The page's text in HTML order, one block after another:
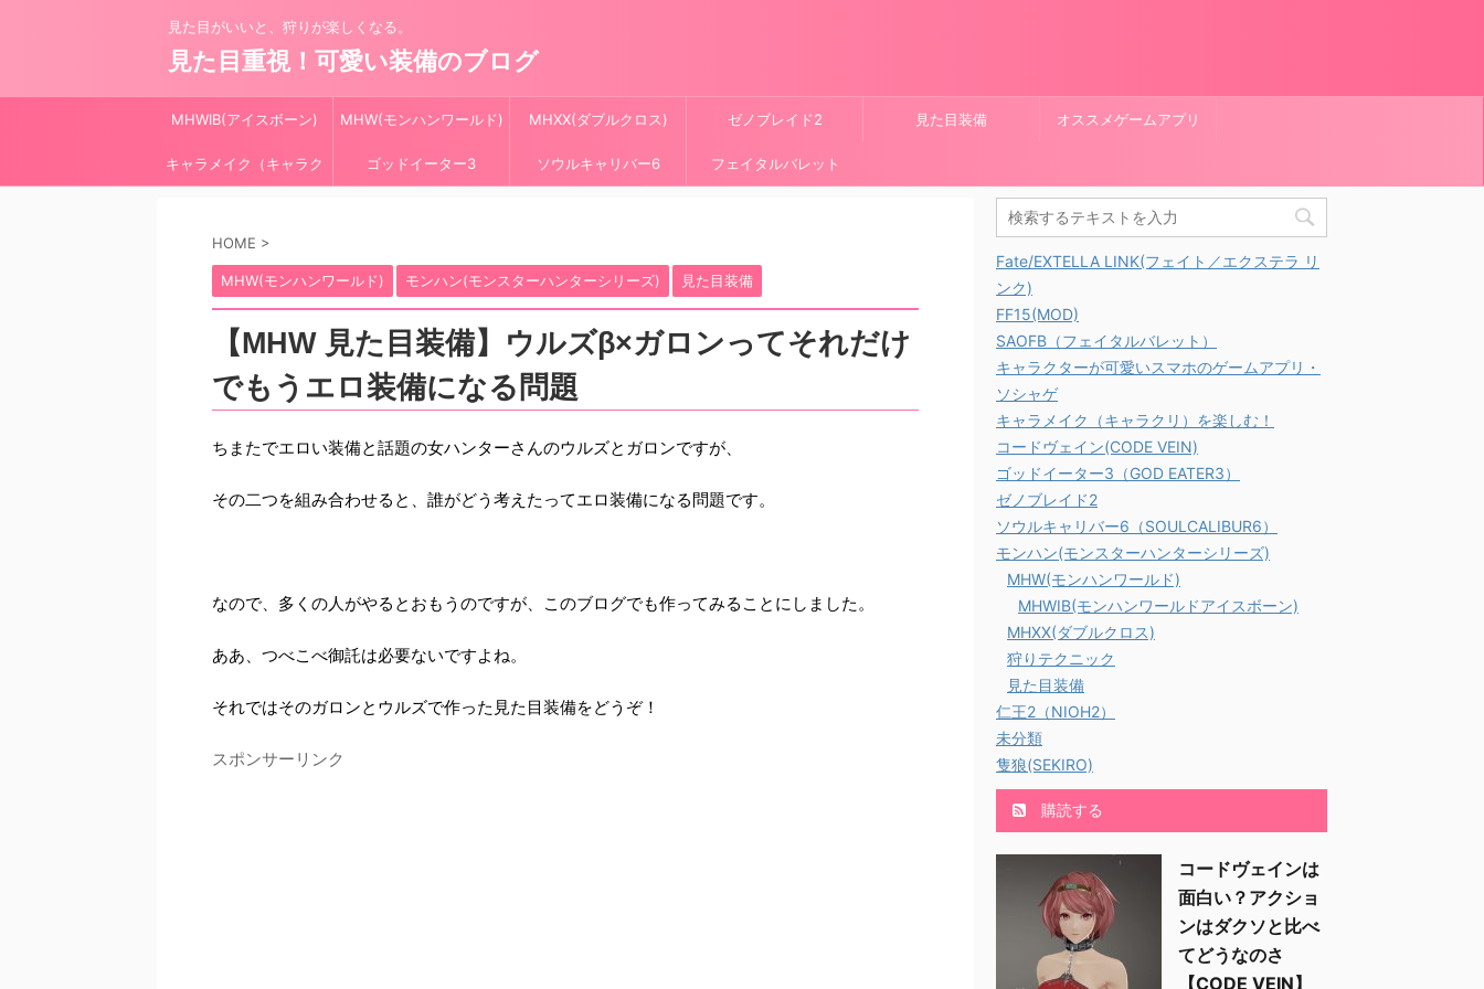
見た目がいいと、狩りが楽しくなる。
見た目重視！可愛い装備のブログ
MHWIB(アイスボーン) MHW(モンハンワールド) MHXX(ダブルクロス) ゼノブレイド2 見た目装備 オススメゲームアプリ
キャラメイク（キャラク ゴッドイーター3 ソウルキャリバー6 フェイタルバレット
HOME >
MHW(モンハンワールド) モンハン(モンスターハンターシリーズ) 見た目装備
【MHW 見た目装備】ウルズβ×ガロンってそれだけ
でもうエロ装備になる問題
ちまたでエロい装備と話題の女ハンターさんのウルズとガロンですが、
その二つを組み合わせると、誰がどう考えたってエロ装備になる問題です。
なので、多くの人がやるとおもうのですが、このブログでも作ってみることにしました。
ああ、つべこべ御託は必要ないですよね。
それではそのガロンとウルズで作った見た目装備をどうぞ！
スポンサーリンク
Fate/EXTELLA LINK(フェイト／エクステラ リ
ンク)
FF15(MOD)
SAOFB（フェイタルバレット）
キャラクターが可愛いスマホのゲームアプリ・
ソシャゲ
キャラメイク（キャラクリ）を楽しむ！
コードヴェイン(CODE VEIN)
ゴッドイーター3（GOD EATER3）
ゼノブレイド2
ソウルキャリバー6（SOULCALIBUR6）
モンハン(モンスターハンターシリーズ)
MHW(モンハンワールド)
MHWIB(モンハンワールドアイスボーン)
MHXX(ダブルクロス)
狩りテクニック
見た目装備
仁王2（NIOH2）
未分類
隻狼(SEKIRO)
購読する
コードヴェインは
面白い？アクショ
ンはダクソと比べ
てどうなのさ
【CODE VEIN】